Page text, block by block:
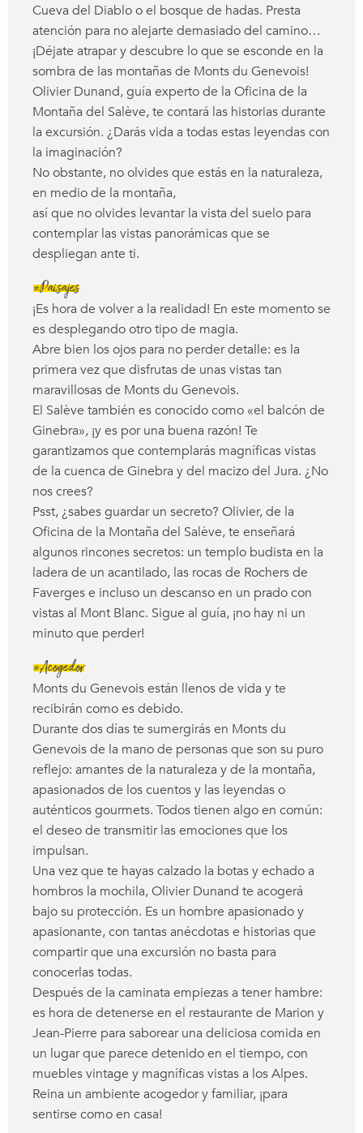
Cueva del Diablo o el bosque de hadas. Presta
atención para no alejarte demasiado del camino…
¡Déjate atrapar y descubre lo que se esconde en la
sombra de las montañas de Monts du Genevois!
Olivier Dunand, guía experto de la Oficina de la
Montaña del Salève, te contará las historias durante
la excursión. ¿Darás vida a todas estas leyendas con
la imaginación?
No obstante, no olvides que estás en la naturaleza,
en medio de la montaña,
así que no olvides levantar la vista del suelo para
contemplar las vistas panorámicas que se
despliegan ante ti.
#Paisajes
¡Es hora de volver a la realidad! En este momento se
es desplegando otro tipo de magia.
Abre bien los ojos para no perder detalle: es la
primera vez que disfrutas de unas vistas tan
maravillosas de Monts du Genevois.
El Salève también es conocido como «el balcón de
Ginebra», ¡y es por una buena razón! Te
garantizamos que contemplarás magníficas vistas
de la cuenca de Ginebra y del macizo del Jura. ¿No
nos crees?
Psst, ¿sabes guardar un secreto? Olivier, de la
Oficina de la Montaña del Salève, te enseñará
algunos rincones secretos: un templo budista en la
ladera de un acantilado, las rocas de Rochers de
Faverges e incluso un descanso en un prado con
vistas al Mont Blanc. Sigue al guía, ¡no hay ni un
minuto que perder!
#Acogedor
Monts du Genevois están llenos de vida y te
recibirán como es debido.
Durante dos días te sumergirás en Monts du
Genevois de la mano de personas que son su puro
reflejo: amantes de la naturaleza y de la montaña,
apasionados de los cuentos y las leyendas o
auténticos gourmets. Todos tienen algo en común:
el deseo de transmitir las emociones que los
impulsan.
Una vez que te hayas calzado la botas y echado a
hombros la mochila, Olivier Dunand te acogerá
bajo su protección. Es un hombre apasionado y
apasionante, con tantas anécdotas e historias que
compartir que una excursión no basta para
conocerlas todas.
Después de la caminata empiezas a tener hambre:
es hora de detenerse en el restaurante de Marion y
Jean-Pierre para saborear una deliciosa comida en
un lugar que parece detenido en el tiempo, con
muebles vintage y magníficas vistas a los Alpes.
Reina un ambiente acogedor y familiar, ¡para
sentirse como en casa!